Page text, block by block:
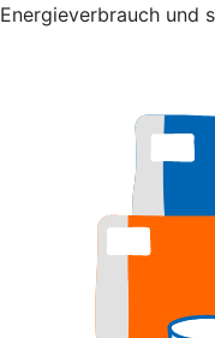
Energieverbrauch und